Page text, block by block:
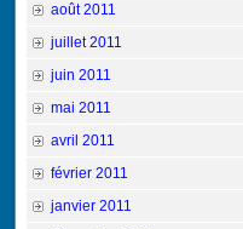
août 2011
juillet 2011
juin 2011
mai 2011
avril 2011
février 2011
janvier 2011